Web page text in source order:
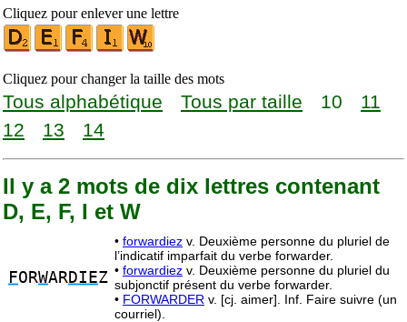
Cliquez pour enlever une lettre
Cliquez pour changer la taille des mots
Tous alphabétique Tous par taille 10
11
12
13 14
Il y a 2 mots de dix lettres contenant
D, E, F, I et W
FORWARDIEZ
• forwardiez v. Deuxième personne du pluriel de
l’indicatif imparfait du verbe forwarder.
• forwardiez v. Deuxième personne du pluriel du
subjonctif présent du verbe forwarder.
• FORWARDER v. [cj. aimer]. Inf. Faire suivre (un
courriel).